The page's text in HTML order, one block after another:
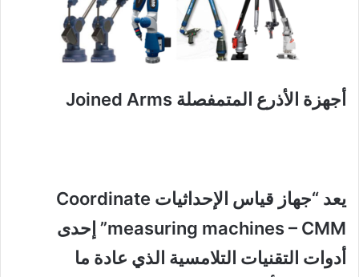
أجهزة الأذرع المتمفصلة Joined Arms
يعد “جهاز قياس الإحداثيات Coordinate
measuring machines – CMM” إحدى
أدوات التقنيات التلامسية الذي عادة ما